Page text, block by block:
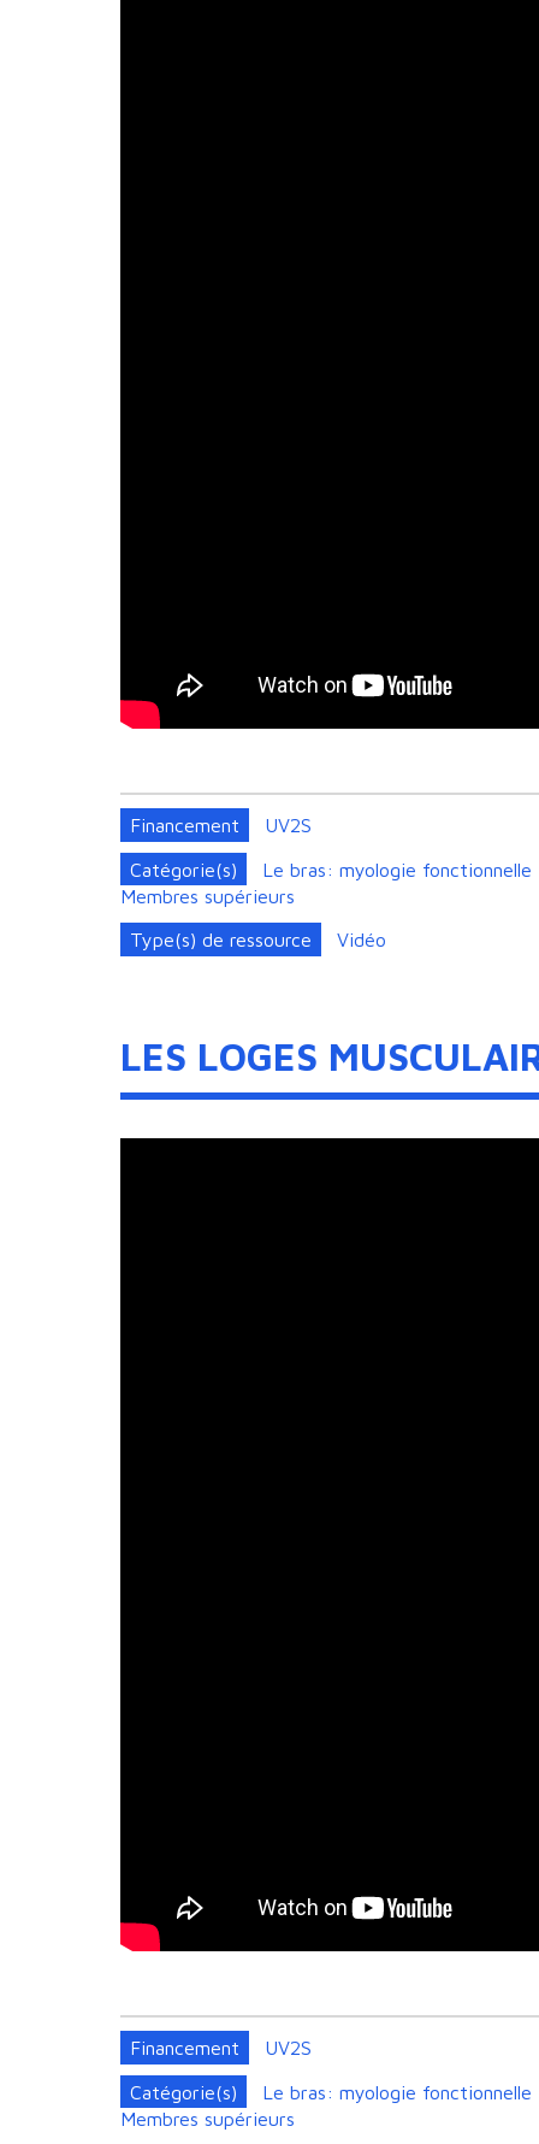
Financement UV2S
Catégorie(s)
Le bras: myologie
Membres supérieurs
Type(s) de ressource Vidéo
LES LOGES
Financement UV2S
Catégorie(s)
Le bras: myologie
Membres supérieurs